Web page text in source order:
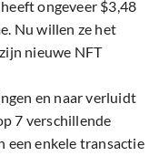
ongeveer $3,48
Nu willen ze het
nieuwe NFT
en naar verluidt
7 verschillende
een enkele transactie